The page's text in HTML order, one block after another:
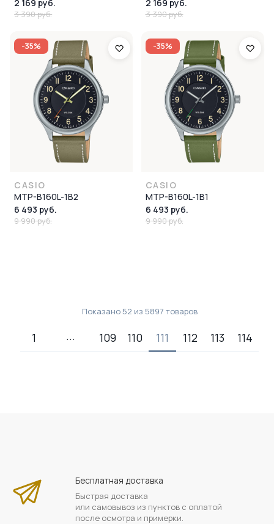
2 169 руб.
3 390 руб.
2 169 руб.
3 390 руб.
-35%
CASIO
MTP-B160L-1B2
6 493 руб.
9 990 руб.
-35%
CASIO
MTP-B160L-1B1
6 493 руб.
9 990 руб.
Показано 52 из 5897 товаров
1 109 110 111 112 113 114
Бесплатная доставка
Быстрая доставка
или самовывоз из пунктов с оплатой
после осмотра и примерки.